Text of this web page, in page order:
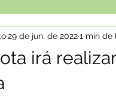
e Meio Ambiente
e Governo
irá
29 de jun. de 20221 min de